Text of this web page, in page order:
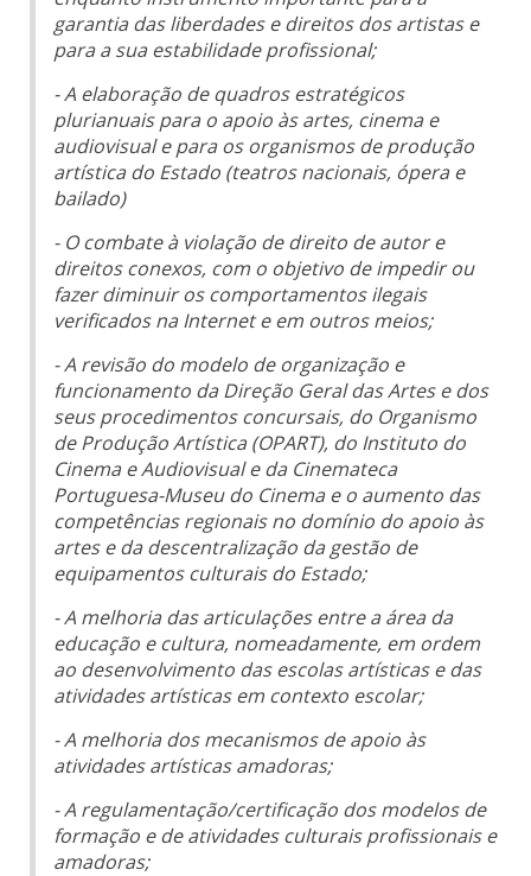
garantia das liberdades e direitos dos artistas e
para a sua estabilidade profissional;
- A elaboração de quadros estratégicos
plurianuais para o apoio às artes, cinema e
audiovisual e para os organismos de produção
artística do Estado (teatros nacionais, ópera e
bailado)
- O combate à violação de direito de autor e
direitos conexos, com o objetivo de impedir ou
fazer diminuir os comportamentos ilegais
verificados na Internet e em outros meios;
- A revisão do modelo de organização e
funcionamento da Direção Geral das Artes e dos
seus procedimentos concursais, do Organismo
de Produção Artística (OPART), do Instituto do
Cinema e Audiovisual e da Cinemateca
Portuguesa-Museu do Cinema e o aumento das
competências regionais no domínio do apoio às
artes e da descentralização da gestão de
equipamentos culturais do Estado;
- A melhoria das articulações entre a área da
educação e cultura, nomeadamente, em ordem
ao desenvolvimento das escolas artísticas e das
atividades artísticas em contexto escolar;
- A melhoria dos mecanismos de apoio às
atividades artísticas amadoras;
- A regulamentação/certificação dos modelos de
formação e de atividades culturais profissionais e
amadoras;